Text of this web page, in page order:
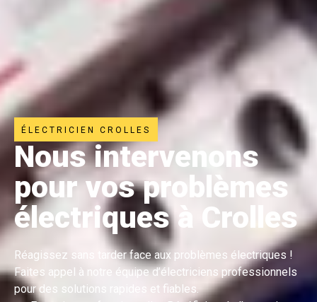
ÉLECTRICIEN CROLLES
Nous intervenons
pour vos problèmes
électriques à Crolles
Réagissez sans tarder face aux problèmes électriques !
Faites appel à notre équipe d’électriciens professionnels
pour des solutions rapides et fiables.